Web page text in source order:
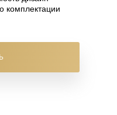
комплектации